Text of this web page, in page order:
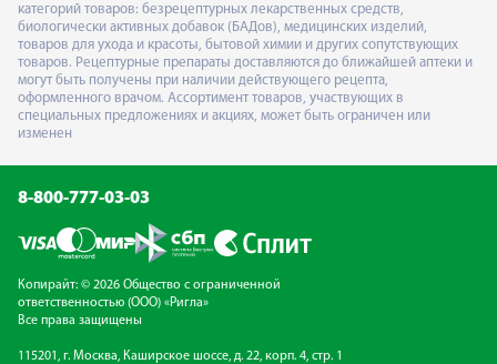
категорий товаров: безрецептурных лекарственных средств,
биологически активных добавок (БАДов), медицинских изделий,
товаров для ухода и красоты, бытовой химии и других сопутствующих
товаров. Рецептурные препараты доставляются до ближайшей аптеки и
могут быть получены при наличии действующего рецепта,
оформленного врачом. Ассортимент товаров, участвующих в
специальных предложениях и акциях, может быть ограничен или
изменен
8-800-777-03-03
Копирайт: © 2026 Общество с ограниченной
ответственностью (ООО) «Ригла»
Все права защищены
115201, г. Москва, Каширское шоссе, д. 22, корп. 4, стр. 1